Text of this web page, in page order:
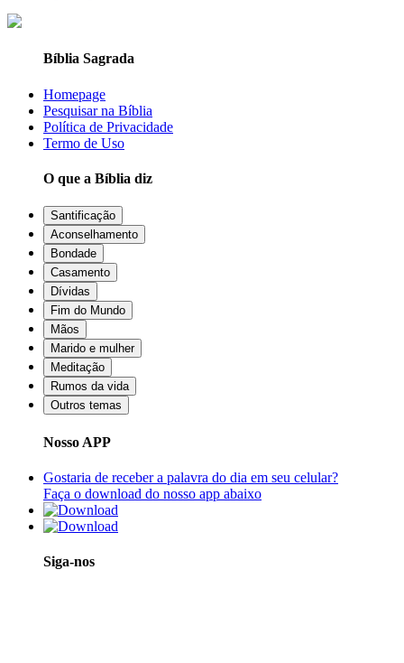
Bíblia Sagrada
Homepage
Pesquisar na Bíblia
Política de Privacidade
Termo de Uso
O que a Bíblia diz
Santificação
Aconselhamento
Bondade
Casamento
Dívidas
Fim do Mundo
Mãos
Marido e mulher
Meditação
Rumos da vida
Outros temas
Nosso APP
Gostaria de receber a palavra do dia em seu celular?
Faça o download do nosso app abaixo
Siga-nos